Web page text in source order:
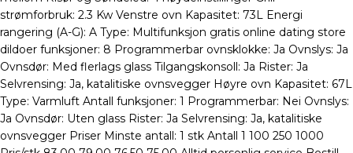
strømforbruk: 2.3 Kw Venstre ovn Kapasitet: 73L Energi
rangering (A-G): A Type: Multifunksjon gratis online dating store
dildoer funksjoner: 8 Programmerbar ovnsklokke: Ja Ovnslys: Ja
Ovnsdør: Med flerlags glass Tilgangskonsoll: Ja Rister: Ja
Selvrensing: Ja, katalitiske ovnsvegger Høyre ovn Kapasitet: 67L
Type: Varmluft Antall funksjoner: 1 Programmerbar: Nei Ovnslys:
Ja Ovnsdør: Uten glass Rister: Ja Selvrensing: Ja, katalitiske
ovnsvegger Priser Minste antall: 1 stk Antall 1 100 250 1000